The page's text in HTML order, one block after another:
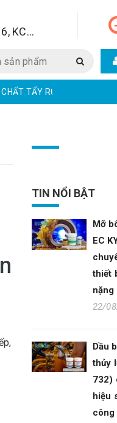
Lô A2, đường CN6, KCN Từ Liêm, quận Bắc Từ Liêm, Hà Nội, Hà Nội,
CHẤT TẨY RỬA CÔNG
TIN NỔI BẬT
Mỡ
EC
thiết
nặng
22/
Dầu
thủy
732)
hiệu
công